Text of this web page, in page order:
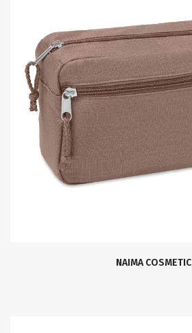
NAIMA COSMETIC